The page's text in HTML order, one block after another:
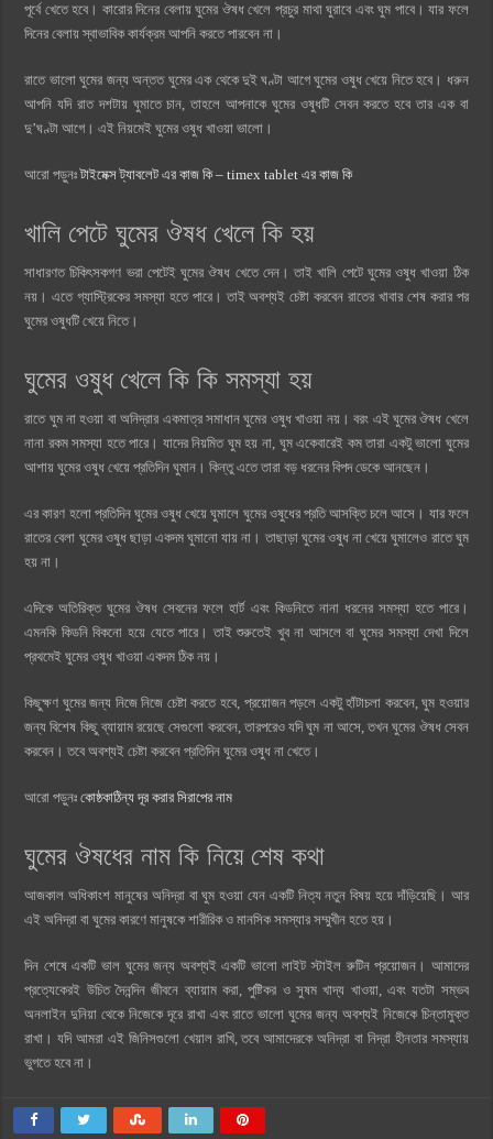
পূর্বে খেতে হবে। কারোর দিনের বেলায় ঘুমের ঔষধ খেলে প্রচুর মাথা ঘুরাবে এবং ঘুম পাবে। যার ফলে
দিনের বেলায় স্বাভাবিক কার্যক্রম আপনি করতে পারবেন না।
রাতে ভালো ঘুমের জন্য অন্তত ঘুমের এক থেকে দুই ঘণ্টা আগে ঘুমের ওষুধ খেয়ে নিতে হবে। ধরুন
আপনি যদি রাত দশটায় ঘুমাতে চান, তাহলে আপনাকে ঘুমের ওষুধটি সেবন করতে হবে তার এক বা
দু’ঘণ্টা আগে। এই নিয়মেই ঘুমের ওষুধ খাওয়া ভালো।
আরো পড়ুনঃটাইমেক্স ট্যাবলেট এর কাজ কি – timex tablet এর কাজ কি
খালি পেটে ঘুমের ঔষধ খেলে কি হয়
সাধারণত চিকিৎসকগণ ভরা পেটেই ঘুমের ঔষধ খেতে দেন। তাই খালি পেটে ঘুমের ওষুধ খাওয়া ঠিক
নয়। এতে গ্যাস্ট্রিকের সমস্যা হতে পারে। তাই অবশ্যই চেষ্টা করবেন রাতের খাবার শেষ করার পর
ঘুমের ওষুধটি খেয়ে নিতে।
ঘুমের ওষুধ খেলে কি কি সমস্যা হয়
রাতে ঘুম না হওয়া বা অনিদ্রার একমাত্র সমাধান ঘুমের ওষুধ খাওয়া নয়। বরং এই ঘুমের ঔষধ খেলে
নানা রকম সমস্যা হতে পারে। যাদের নিয়মিত ঘুম হয় না, ঘুম একেবারেই কম তারা একটু ভালো ঘুমের
আশায় ঘুমের ওষুধ খেয়ে প্রতিদিন ঘুমান। কিন্তু এতে তারা বড় ধরনের বিপদ ডেকে আনছেন।
এর কারণ হলো প্রতিদিন ঘুমের ওষুধ খেয়ে ঘুমালে ঘুমের ওষুধের প্রতি আসক্তি চলে আসে। যার ফলে
রাতের বেলা ঘুমের ওষুধ ছাড়া একদম ঘুমানো যায় না। তাছাড়া ঘুমের ওষুধ না খেয়ে ঘুমালেও রাতে ঘুম
হয় না।
এদিকে অতিরিক্ত ঘুমের ঔষধ সেবনের ফলে হার্ট এবং কিডনিতে নানা ধরনের সমস্যা হতে পারে।
এমনকি কিডনি বিকনো হয়ে যেতে পারে। তাই শুরুতেই খুব না আসলে বা ঘুমের সমস্যা দেখা দিলে
প্রথমেই ঘুমের ওষুধ খাওয়া একদম ঠিক নয়।
কিছুক্ষণ ঘুমের জন্য নিজে নিজে চেষ্টা করতে হবে, প্রয়োজন পড়লে একটু হাঁটাচলা করবেন, ঘুম হওয়ার
জন্য বিশেষ কিছু ব্যায়াম রয়েছে সেগুলো করবেন, তারপরেও যদি ঘুম না আসে, তখন ঘুমের ঔষধ সেবন
করবেন। তবে অবশ্যই চেষ্টা করবেন প্রতিদিন ঘুমের ওষুধ না খেতে।
আরো পড়ুনঃকোষ্ঠকাঠিন্য দূর করার সিরাপের নাম
ঘুমের ঔষধের নাম কি নিয়ে শেষ কথা
আজকাল অধিকাংশ মানুষের অনিদ্রা বা ঘুম হওয়া যেন একটি নিত্য নতুন বিষয় হয়ে দাঁড়িয়েছি। আর
এই অনিদ্রা বা ঘুমের কারণে মানুষকে শারীরিক ও মানসিক সমস্যার সম্মুখীন হতে হয়।
দিন শেষে একটি ভাল ঘুমের জন্য অবশ্যই একটি ভালো লাইট স্টাইল রুটিন প্রয়োজন। আমাদের
প্রত্যেকেরই উচিত দৈনন্দিন জীবনে ব্যায়াম করা, পুষ্টিকর ও সুষম খাদ্য খাওয়া, এবং যতটা সম্ভব
অনলাইন দুনিয়া থেকে নিজেকে দূরে রাখা এবং রাতে ভালো ঘুমের জন্য অবশ্যই নিজেকে চিন্তামুক্ত
রাখা। যদি আমরা এই জিনিসগুলো খেয়াল রাখি, তবে আমাদেরকে অনিদ্রা বা নিদ্রা হীনতার সমস্যায়
ভুগতে হবে না।